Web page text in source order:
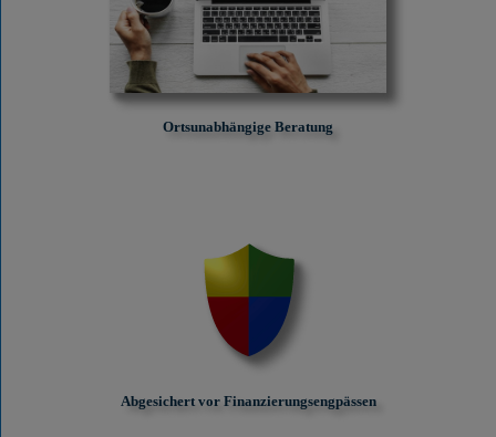
Ortsunabhängige Beratung
Abgesichert vor Finanzierungs­engpässen